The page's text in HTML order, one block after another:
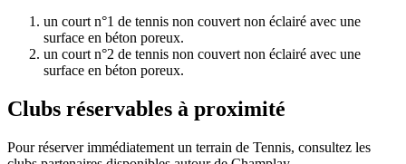
un court n°1 de tennis non couvert non éclairé avec une
surface en béton poreux.
un court n°2 de tennis non couvert non éclairé avec une
surface en béton poreux.
Clubs réservables à proximité
Pour réserver immédiatement un terrain de Tennis, consultez les